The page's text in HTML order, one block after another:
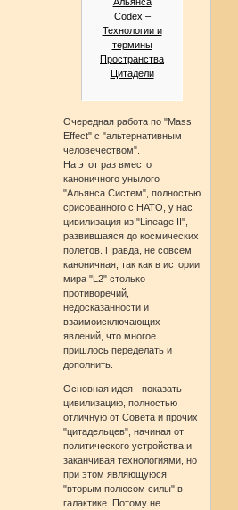
Codex –
Технологии и
термины
Пространства
Цитадели
Очередная работа по "Mass
Effect" с "альтернативным
человечеством".
На этот раз вместо
каноничного унылого
"Альянса Систем", полностью
срисованного с НАТО, у нас
цивилизация из "Lineage II",
развившаяся до космических
полётов. Правда, не совсем
каноничная, так как в истории
мира "L2" столько
противоречий,
недосказанности и
взаимоисключающих
явлений, что многое
пришлось переделать и
дополнить.
Основная идея - показать
цивилизацию, полностью
отличную от Совета и прочих
"цитадельцев", начиная от
политического устройства и
заканчивая технологиями, но
при этом являющуюся
"вторым полюсом силы" в
галактике. Потому не